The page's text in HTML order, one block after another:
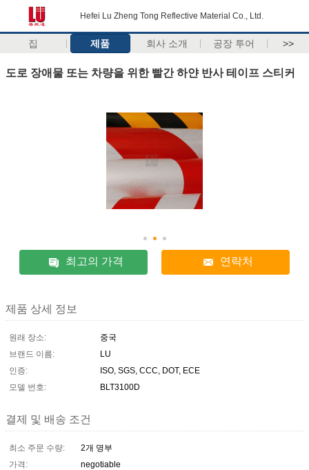
Hefei Lu Zheng Tong Reflective Material Co., Ltd.
집 제품 회사 소개 공장 투어 >>
도로 장애물 또는 차량을 위한 빨간 하얀 반사 테이프 스티커
최고의 가격 연락처
제품 상세 정보
원래 장소:
중국
브랜드 이름:
LU
인증:
ISO, SGS, CCC, DOT, ECE
모델 번호:
BLT3100D
결제 및 배송 조건
최소 주문 수량:
2개 명부
가격:
negotiable